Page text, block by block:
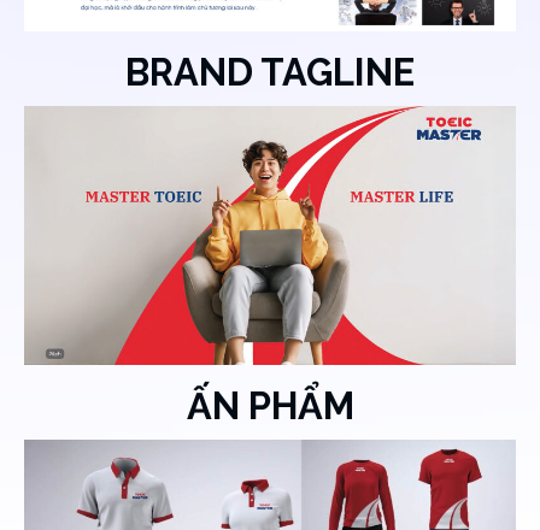
BRAND TAGLINE
ẤN PHẨM